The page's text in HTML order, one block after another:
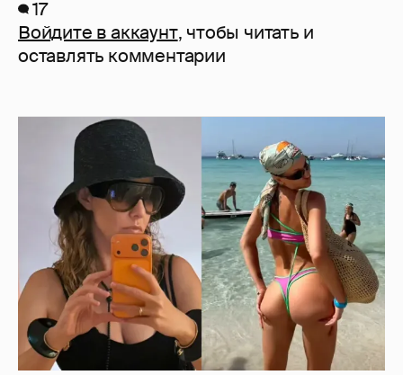
17
Войдите в аккаунт, чтобы читать и
оставлять комментарии